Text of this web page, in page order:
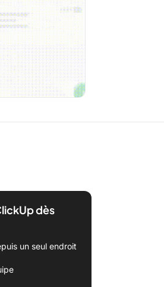
dès
un seul endroit